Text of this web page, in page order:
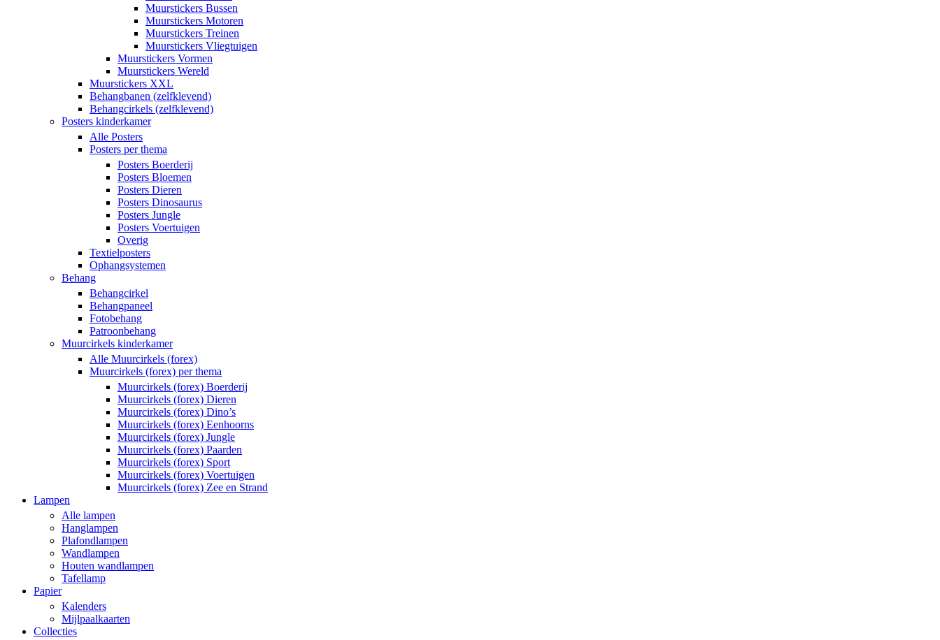
Muurstickers Bussen
Muurstickers Motoren
Muurstickers Treinen
Muurstickers Vliegtuigen
Muurstickers Vormen
Muurstickers Wereld
Muurstickers XXL
Behangbanen (zelfklevend)
Behangcirkels (zelfklevend)
Posters kinderkamer
Alle Posters
Posters per thema
Posters Boerderij
Posters Bloemen
Posters Dieren
Posters Dinosaurus
Posters Jungle
Posters Voertuigen
Overig
Textielposters
Ophangsystemen
Behang
Behangcirkel
Behangpaneel
Fotobehang
Patroonbehang
Muurcirkels kinderkamer
Alle Muurcirkels (forex)
Muurcirkels (forex) per thema
Muurcirkels (forex) Boerderij
Muurcirkels (forex) Dieren
Muurcirkels (forex) Dino’s
Muurcirkels (forex) Eenhoorns
Muurcirkels (forex) Jungle
Muurcirkels (forex) Paarden
Muurcirkels (forex) Sport
Muurcirkels (forex) Voertuigen
Muurcirkels (forex) Zee en Strand
Lampen
Alle lampen
Hanglampen
Plafondlampen
Wandlampen
Houten wandlampen
Tafellamp
Papier
Kalenders
Mijlpaalkaarten
Collecties